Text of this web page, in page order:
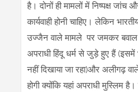
है। दोनों ही मामलों में निष्पक्ष जांच
कार्यवाही होनी चाहिए। लेकिन
उज्जैन वाले मामले पर जमकर बवाल
अपराधी हिंदू धर्म से जुड़े हुए हैं (इसमें
नहीं दिखाया जा रहा)और अलीगढ़
होगी क्योंकि यहां अपराधी मुस्लिम है।